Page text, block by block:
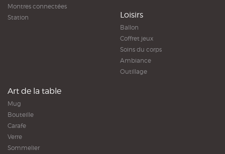
Montres connectées
Station
Loisirs
Ballon
Coffret jeux
Soins du corps
Ambiance
Outillage
Art de la table
Mug
Bouteille
Carafe
Verre
Sommelier